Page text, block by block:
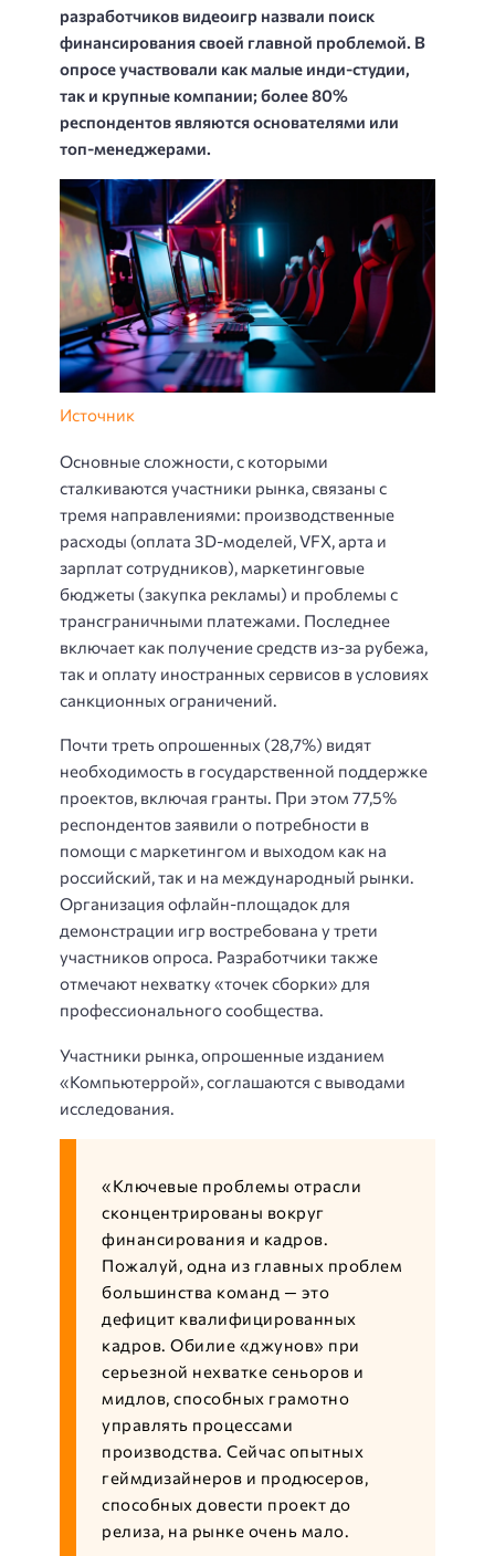
разработчиков видеоигр назвали поиск
финансирования своей главной проблемой. В
опросе участвовали как малые инди-студии,
так и крупные компании; более 80%
респондентов являются основателями или
топ-менеджерами.
Источник
Основные сложности, с которыми
сталкиваются участники рынка, связаны с
тремя направлениями: производственные
расходы (оплата 3D-моделей, VFX, арта и
зарплат сотрудников), маркетинговые
бюджеты (закупка рекламы) и проблемы с
трансграничными платежами. Последнее
включает как получение средств из-за рубежа,
так и оплату иностранных сервисов в условиях
санкционных ограничений.
Почти треть опрошенных (28,7%) видят
необходимость в государственной поддержке
проектов, включая гранты. При этом 77,5%
респондентов заявили о потребности в
помощи с маркетингом и выходом как на
российский, так и на международный рынки.
Организация офлайн-площадок для
демонстрации игр востребована у трети
участников опроса. Разработчики также
отмечают нехватку «точек сборки» для
профессионального сообщества.
Участники рынка, опрошенные изданием
«Компьютеррой», соглашаются с выводами
исследования.
«Ключевые проблемы отрасли
сконцентрированы вокруг
финансирования и кадров.
Пожалуй, одна из главных проблем
большинства команд — это
дефицит квалифицированных
кадров. Обилие «джунов» при
серьезной нехватке сеньоров и
мидлов, способных грамотно
управлять процессами
производства. Сейчас опытных
геймдизайнеров и продюсеров,
способных довести проект до
релиза, на рынке очень мало.